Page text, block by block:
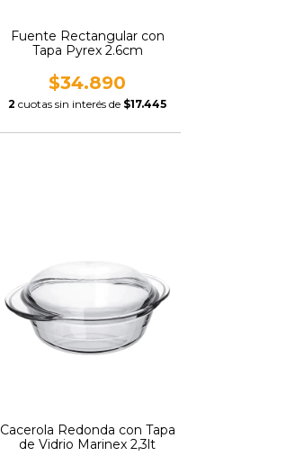
Fuente Rectangular con
Tapa Pyrex 2.6cm
$34.890
2 cuotas sin interés de $17.445
Cacerola Redonda con Tapa
de Vidrio Marinex 2,3lt